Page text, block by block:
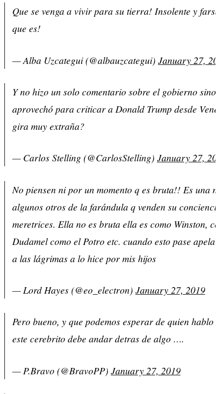
Que se venga a vivir para su tierra! Insolente y
que es!
— Alba Uzcategui (@albauzcategui) January 27,
Y no hizo un solo comentario sobre el gobierno sino
aprovechó para criticar a Donald Trump desde
gira muy extraña?
— Carlos Stelling (@CarlosStelling) January 27,
No piensen ni por un momento q es bruta!! Es una
algunos otros de la farándula q venden su
meretrices. Ella no es bruta ella es como Winston,
Dudamel como el Potro etc. cuando esto pase
a las lágrimas a lo hice por mis hijos
— Lord Hayes (@eo_electron) January 27, 2019
Pero bueno, y que podemos esperar de quien hablo
este cerebrito debe andar detras de algo ….
— P.Bravo (@BravoPP) January 27, 2019